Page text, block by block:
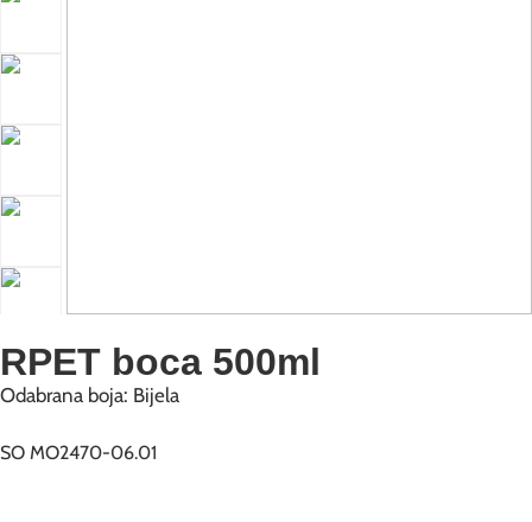
RPET boca 500ml
Odabrana boja: Bijela
SO MO2470-06.01